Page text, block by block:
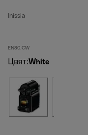
Inissia
EN80.CW
Цвят:White